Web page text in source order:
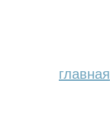
главная